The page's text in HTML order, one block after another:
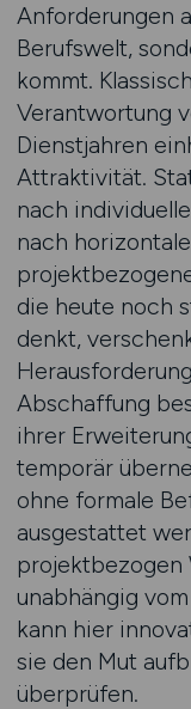
Anforderungen
Berufswelt,
kommt.
Verantwortung
Dienstjahren
Attraktivität.
nach
nach
die heute noch
denkt,
Abschaffung
ihrer
temporär
ohne formale
ausgestattet
projektbezogen
unabhängig
kann hier
sie den Mut
überprüfen.